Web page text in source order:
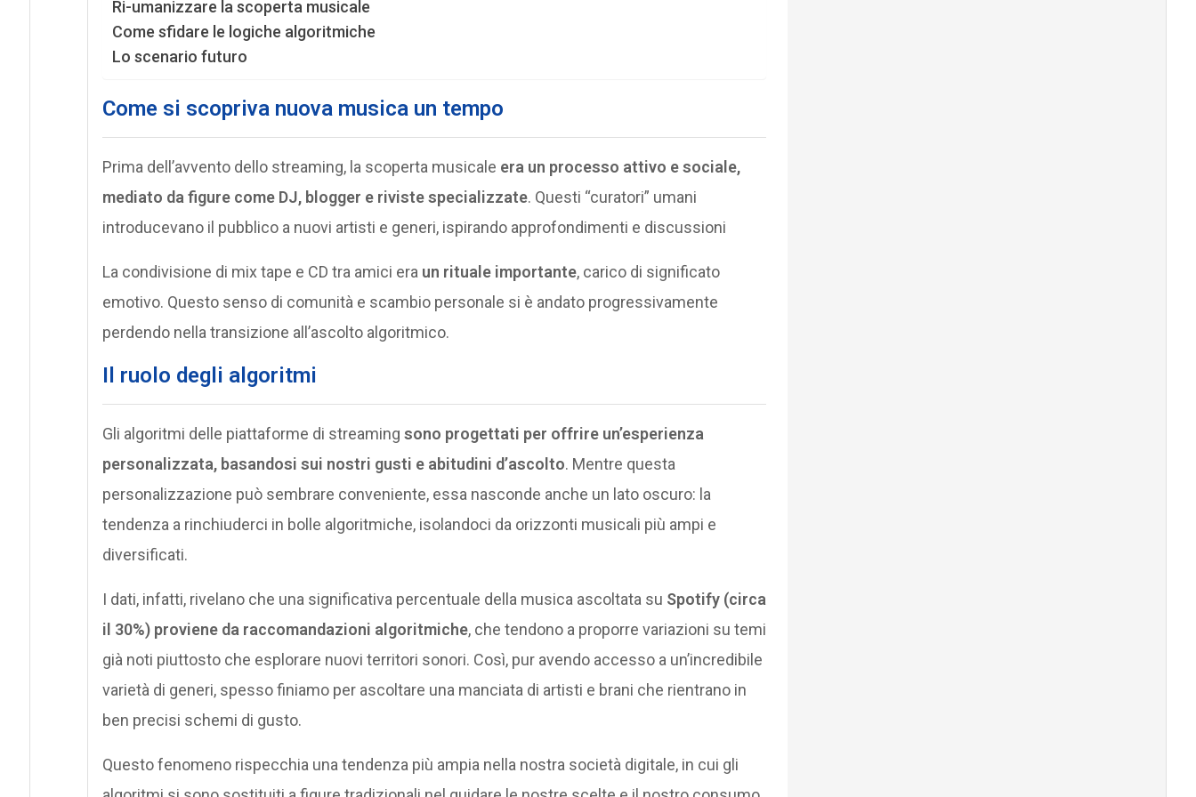
Ri-umanizzare la scoperta musicale
Come sfidare le logiche algoritmiche
Lo scenario futuro
Come si scopriva nuova musica un tempo
Prima dell’avvento dello streaming, la scoperta musicale era un processo attivo e sociale,
mediato da figure come DJ, blogger e riviste specializzate. Questi “curatori” umani
introducevano il pubblico a nuovi artisti e generi, ispirando approfondimenti e discussioni
La condivisione di mix tape e CD tra amici era un rituale importante, carico di significato
emotivo. Questo senso di comunità e scambio personale si è andato progressivamente
perdendo nella transizione all’ascolto algoritmico.
Il ruolo degli algoritmi
Gli algoritmi delle piattaforme di streaming sono progettati per offrire un’esperienza
personalizzata, basandosi sui nostri gusti e abitudini d’ascolto. Mentre questa
personalizzazione può sembrare conveniente, essa nasconde anche un lato oscuro: la
tendenza a rinchiuderci in bolle algoritmiche, isolandoci da orizzonti musicali più ampi e
diversificati.
I dati, infatti, rivelano che una significativa percentuale della musica ascoltata su Spotify (circa
il 30%) proviene da raccomandazioni algoritmiche, che tendono a proporre variazioni su temi
già noti piuttosto che esplorare nuovi territori sonori. Così, pur avendo accesso a un’incredibile
varietà di generi, spesso finiamo per ascoltare una manciata di artisti e brani che rientrano in
ben precisi schemi di gusto.
Questo fenomeno rispecchia una tendenza più ampia nella nostra società digitale, in cui gli